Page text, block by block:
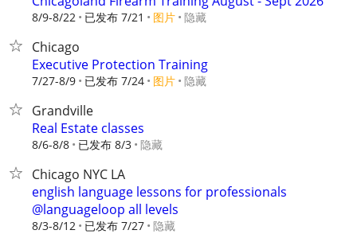
8/9-8/22 已发布 7/21 图片 隐藏
Chicago
Executive Protection Training
7/27-8/9 已发布 7/24 图片 隐藏
Grandville
Real Estate classes
8/6-8/8 已发布 8/3 隐藏
Chicago NYC LA
english language lessons for professionals
@languageloop all levels
8/3-8/12 已发布 7/27 隐藏